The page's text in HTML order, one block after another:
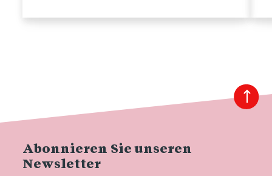
Abonnieren Sie unseren
Newsletter